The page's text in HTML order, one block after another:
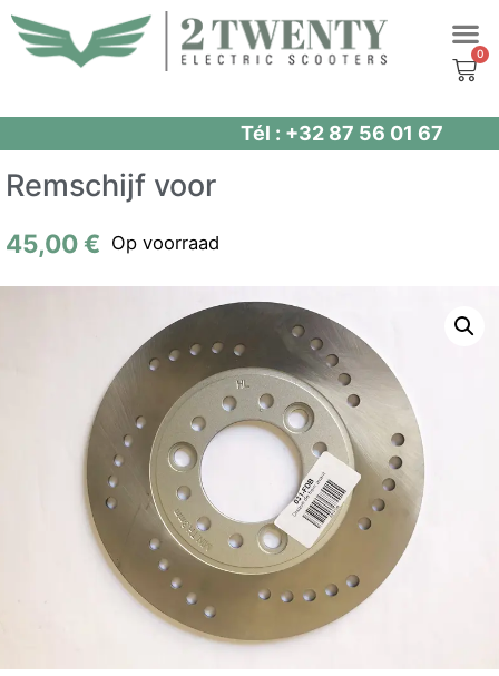
Spring
naar
Tél : +32 87 56 01 67
Remschijf voor
45,00€ Op voorraad